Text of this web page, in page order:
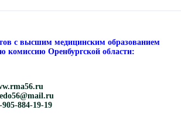
с высшим медицинским образованием
комиссию Оренбургской области:
905-884-19-19